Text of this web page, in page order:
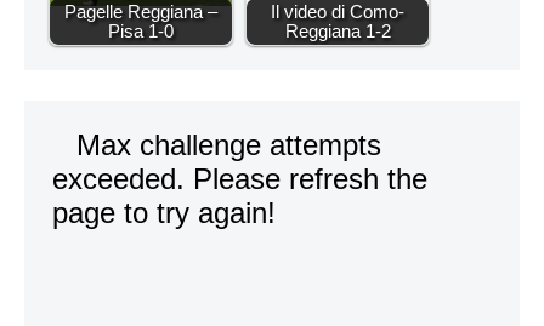
Pagelle Reggiana –
Pisa 1-0
Il video di Como-
Reggiana 1-2